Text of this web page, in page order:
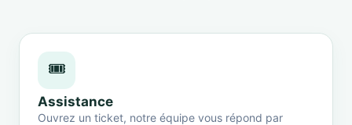
🎟️
Assistance
Ouvrez un ticket, notre équipe vous répond par